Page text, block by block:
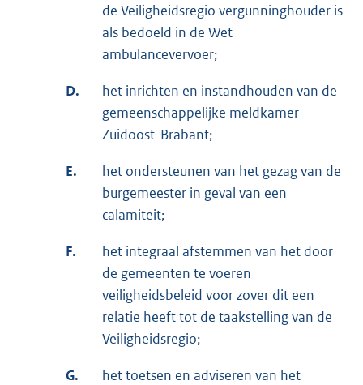
de Veiligheidsregio vergunninghouder is
als bedoeld in de Wet
ambulancevervoer;
D.
het inrichten en instandhouden van de
gemeenschappelijke meldkamer
Zuidoost-Brabant;
E.
het ondersteunen van het gezag van de
burgemeester in geval van een
calamiteit;
F.
het integraal afstemmen van het door
de gemeenten te voeren
veiligheidsbeleid voor zover dit een
relatie heeft tot de taakstelling van de
Veiligheidsregio;
G.
het toetsen en adviseren van het